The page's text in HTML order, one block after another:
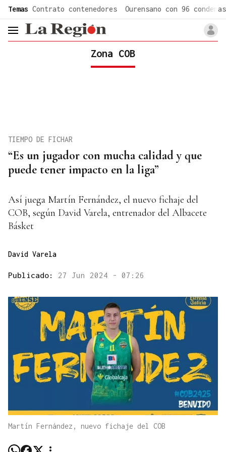
Temas Contrato contenedores Ourensano con 96 condenas
header.menu.open
Zona COB
“Es un jugador con mucha calidad y que
puede tener impacto en la liga”
TIEMPO DE FICHAR
Así juega Martín Fernández, el nuevo fichaje del
COB, según David Varela, entrenador del Albacete
Básket
David Varela
Publicado: 27 Jun 2024 - 07:26
Martín Fernández, nuevo fichaje del COB